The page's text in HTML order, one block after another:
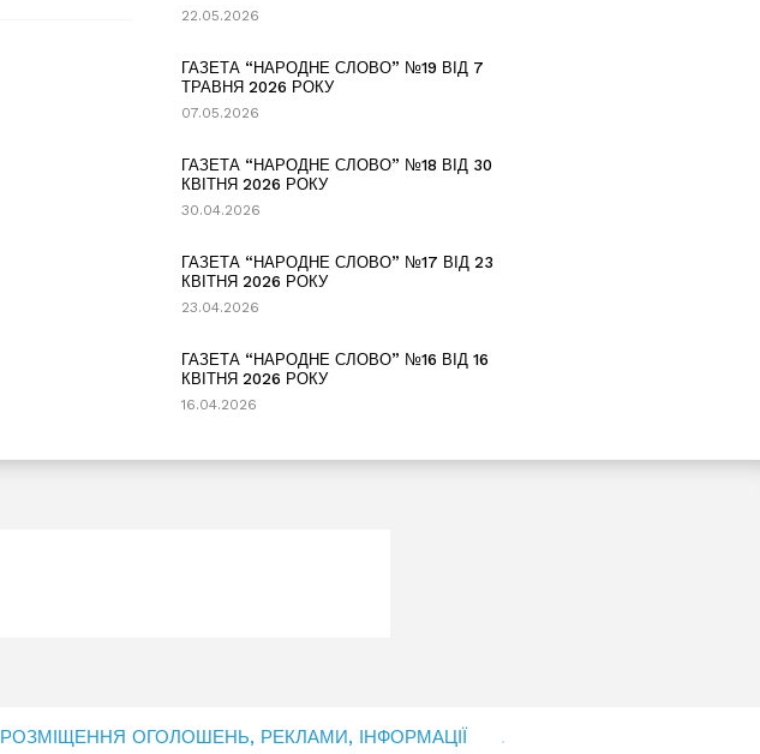
22.05.2026
ГАЗЕТА “НАРОДНЕ СЛОВО” №19 ВІД 7
ТРАВНЯ 2026 РОКУ
07.05.2026
ГАЗЕТА “НАРОДНЕ СЛОВО” №18 ВІД 30
КВІТНЯ 2026 РОКУ
30.04.2026
ГАЗЕТА “НАРОДНЕ СЛОВО” №17 ВІД 23
КВІТНЯ 2026 РОКУ
23.04.2026
ГАЗЕТА “НАРОДНЕ СЛОВО” №16 ВІД 16
КВІТНЯ 2026 РОКУ
16.04.2026
РОЗМІЩЕННЯ ОГОЛОШЕНЬ, РЕКЛАМИ, ІНФОРМАЦІЇ